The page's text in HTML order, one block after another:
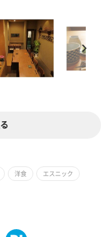
洋食 エスニック